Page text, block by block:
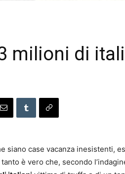
milioni di
siano case vacanza inesistenti,
tanto è vero che, secondo